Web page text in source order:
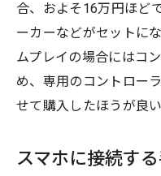
合、およそ16万円ほど
ーカーなどがセットに
ムプレイの場合にはコ
め、専用のコントロー
せて購入したほうが良い
スマホに接続す